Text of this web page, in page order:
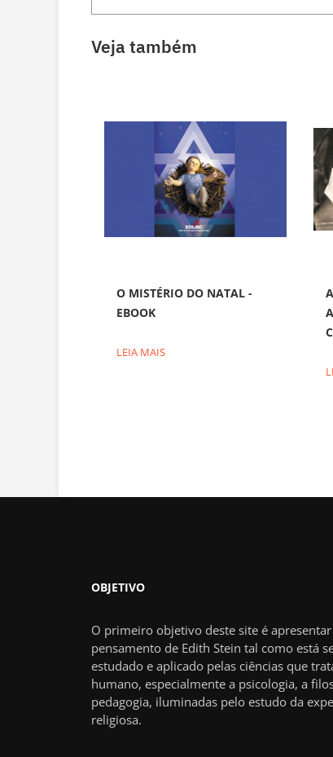
Veja também
O MISTÉRIO DO NATAL -
EBOOK
LEIA MAIS
OBJETIVO
O primeiro objetivo deste site é
pensamento de Edith Stein tal como está
estudado e aplicado pelas ciências que
humano, especialmente a psicologia, a
pedagogia, iluminadas pelo estudo da
religiosa.